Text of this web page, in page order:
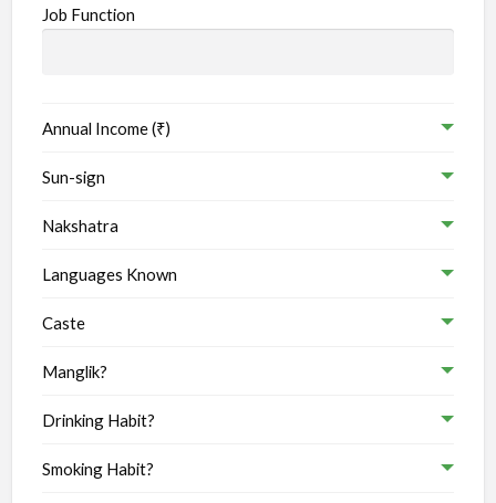
Job Function
Annual Income (₹)
Sun-sign
Nakshatra
Languages Known
Caste
Manglik?
Drinking Habit?
Smoking Habit?